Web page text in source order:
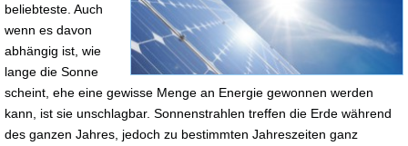
beliebteste. Auch
wenn es davon
abhängig ist, wie
lange die Sonne
scheint, ehe eine gewisse Menge an Energie gewonnen werden
kann, ist sie unschlagbar. Sonnenstrahlen treffen die Erde während
des ganzen Jahres, jedoch zu bestimmten Jahreszeiten ganz